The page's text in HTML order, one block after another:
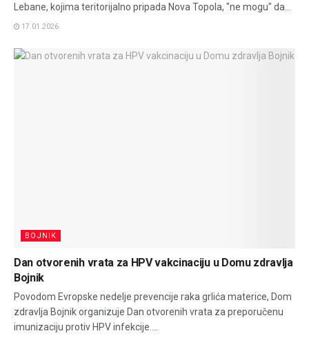
Lebane, kojima teritorijalno pripada Nova Topola, "ne mogu" da...
17.01.2026.
BOJNIK
Dan otvorenih vrata za HPV vakcinaciju u Domu zdravlja
Bojnik
Povodom Evropske nedelje prevencije raka grlića materice, Dom
zdravlja Bojnik organizuje Dan otvorenih vrata za preporučenu
imunizaciju protiv HPV infekcije....